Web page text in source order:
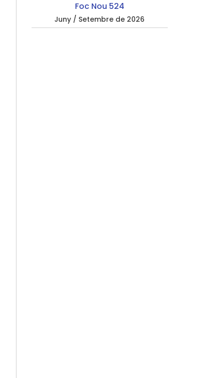
Foc Nou 524
Juny / Setembre de 2026